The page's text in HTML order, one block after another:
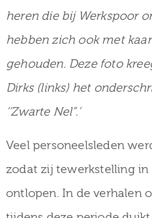
heren die bij Werkspoor
hebben zich ook met
gehouden. Deze foto
Dirks (links) het
‘‘Zwarte Nel”.’
Veel personeelsleden
zodat zij tewerkstelling
ontlopen. In de verhalen